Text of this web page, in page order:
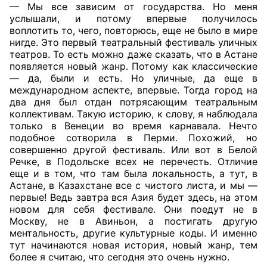
— Мы все зависим от государства. Но меня
услышали, и потому впервые получилось
воплотить то, чего, повторюсь, еще не было в мире
нигде. Это первый театральный фестиваль уличных
театров. То есть можно даже сказать, что в Астане
появляется новый жанр. Потому как классические
— да, были и есть. Но уличные, да еще в
международном аспекте, впервые. Тогда город на
два дня был отдан потрясающим театральным
коллективам. Такую историю, к слову, я наблюдала
только в Венеции во время карнавала. Нечто
подобное сотворила в Перми. Похожий, но
совершенно другой фестиваль. Или вот в Белой
Речке, в Подольске всех не перечесть. Отличие
еще и в том, что там была локальность, а тут, в
Астане, в Казахстане все с чистого листа, и мы —
первые! Ведь завтра вся Азия будет здесь, на этом
новом для себя фестивале. Они поедут не в
Москву, не в Авиньон, а постигать другую
ментальность, другие культурные коды. И именно
тут начинаются новая история, новый жанр, тем
более я считаю, что сегодня это очень нужно.